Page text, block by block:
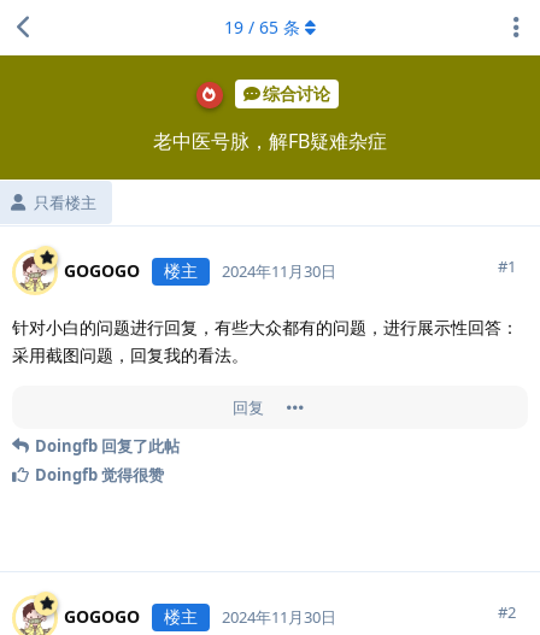
综合讨论
老中医号脉，解FB疑难杂症
只看楼主
19 / 65 条
GOGOGO 楼主 2024年11月30日 #1
针对小白的问题进行回复，有些大众都有的问题，进行展示性回答：
采用截图问题，回复我的看法。
回复
Doingfb 回复了此帖
Doingfb觉得很赞
GOGOGO 楼主 2024年11月30日 #2